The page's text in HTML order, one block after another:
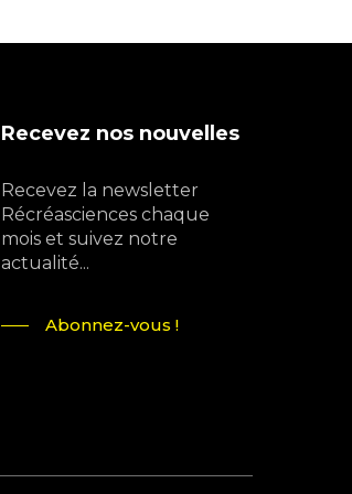
Recevez nos nouvelles
Recevez la newsletter
Récréasciences chaque
mois et suivez notre
actualité...
Abonnez-vous !